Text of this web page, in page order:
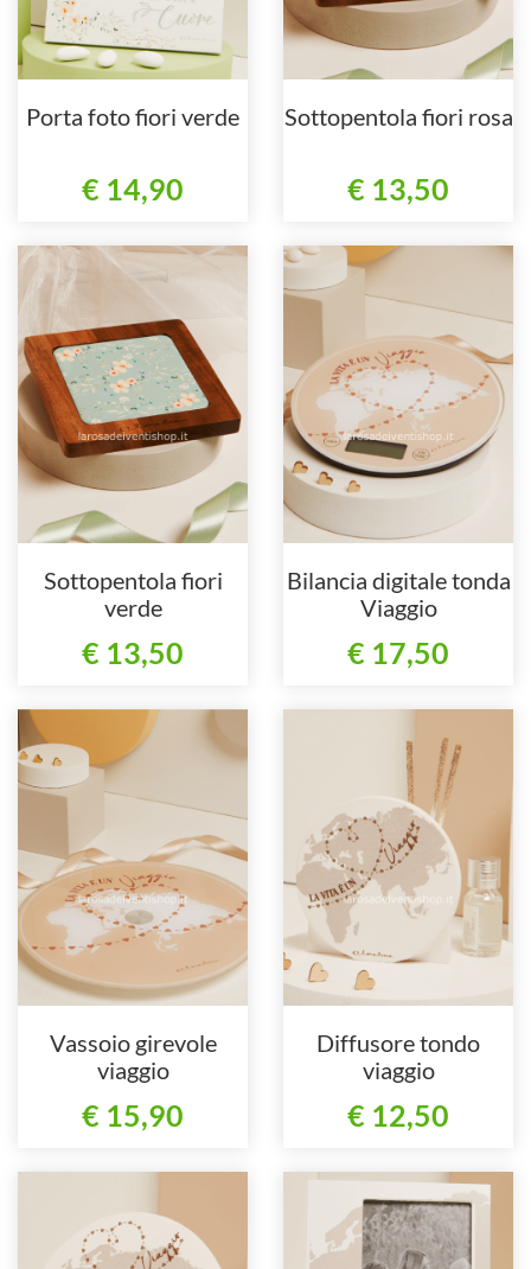
Porta foto fiori verde
€ 14,90
Sottopentola fiori rosa
€ 13,50
Sottopentola fiori
verde
€ 13,50
Bilancia digitale tonda
Viaggio
€ 17,50
Vassoio girevole
viaggio
€ 15,90
Diffusore tondo
viaggio
€ 12,50